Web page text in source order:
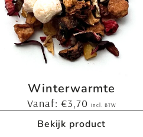
Winterwarmte
Vanaf: €3,70 incl. BTW
Bekijk product